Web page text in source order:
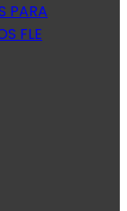
PARA
FLE